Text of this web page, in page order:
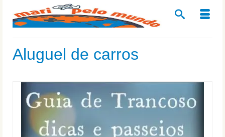
Aluguel de carros